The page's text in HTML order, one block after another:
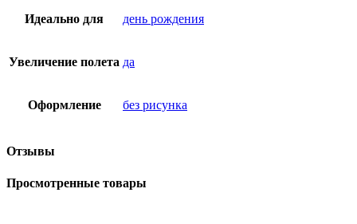
Идеально для день рождения
Увеличение полета да
Оформление без рисунка
Отзывы
Просмотренные товары